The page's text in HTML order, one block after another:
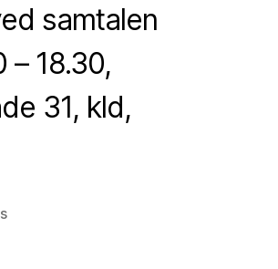
samtalen
– 18.30,
31, kld,
on